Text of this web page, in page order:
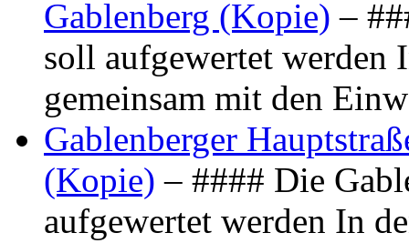
Gablenberg (Kopie) –
soll aufgewertet werden
gemeinsam mit den
Gablenberger
(Kopie) – #### Die
aufgewertet werden In